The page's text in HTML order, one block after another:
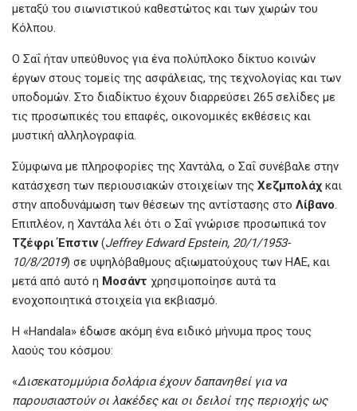
μεταξύ του σιωνιστικού καθεστώτος και των χωρών του
Κόλπου.
Ο Σαΐ ήταν υπεύθυνος για ένα πολύπλοκο δίκτυο κοινών
έργων στους τομείς της ασφάλειας, της τεχνολογίας και των
υποδομών. Στο διαδίκτυο έχουν διαρρεύσει 265 σελίδες με
τις προσωπικές του επαφές, οικονομικές εκθέσεις και
μυστική αλληλογραφία.
Σύμφωνα με πληροφορίες της Χαντάλα, ο Σαΐ συνέβαλε στην
κατάσχεση των περιουσιακών στοιχείων της Χεζμπολάχ και
στην αποδυνάμωση των θέσεων της αντίστασης στο Λίβανο.
Επιπλέον, η Χαντάλα λέι ότι ο Σαΐ γνώρισε προσωπικά τον
Τζέφρι Έπστιν(Jeffrey Edward Epstein, 20/1/1953-
10/8/2019) σε υψηλόβαθμους αξιωματούχους των ΗΑΕ, και
μετά από αυτό η Μοσάντ χρησιμοποίησε αυτά τα
ενοχοποιητικά στοιχεία για εκβιασμό.
Η «Handala» έδωσε ακόμη ένα ειδικό μήνυμα προς τους
λαούς του κόσμου:
«Δισεκατομμύρια δολάρια έχουν δαπανηθεί για να
παρουσιαστούν οι λακέδες και οι δειλοί της περιοχής ως